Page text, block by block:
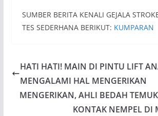
SUMBER BERITA KENALI GEJALA
TES SEDERHANA BERIKUT: KUMPARAN
HATI HATI! MAIN DI PINTU LIFT
MENGALAMI HAL MENGERIKAN
MENGERIKAN, AHLI BEDAH
KONTAK NEMPEL DI